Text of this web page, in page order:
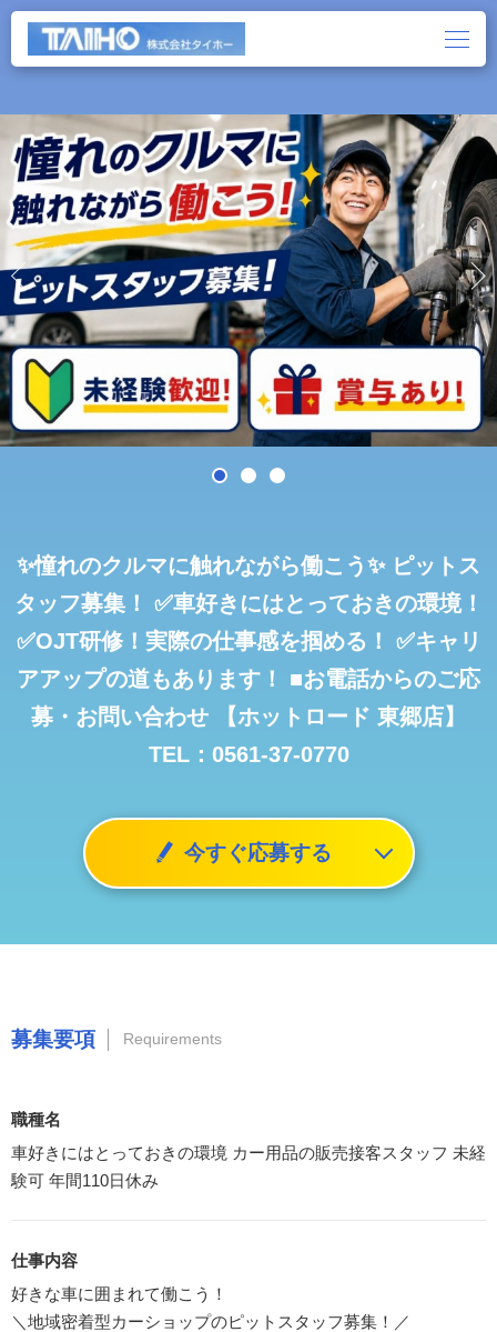
✨憧れのクルマに触れながら働こう✨ ピットス
タッフ募集！
✅車好きにはとっておきの環境！
✅OJT研修！実際の仕事感を掴める！
✅キャリ
アアップの道もあります！
■お電話からのご応
募・お問い合わせ 【ホットロード 東郷店】
TEL：0561-37-0770
今すぐ応募する
募集要項 Requirements
職種名
車好きにはとっておきの環境 カー用品の販売接客スタッフ 未経
験可 年間110日休み
仕事内容
好きな車に囲まれて働こう！
＼地域密着型カーショップのピットスタッフ募集！／